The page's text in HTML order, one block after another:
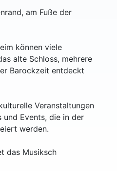
am Fuße der
können viele
alte Schloss, mehrere
Barockzeit entdeckt
Veranstaltungen
und Events, die in der
werden.
das Musiksch